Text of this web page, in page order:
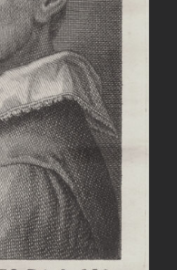
/ DETTAGLI